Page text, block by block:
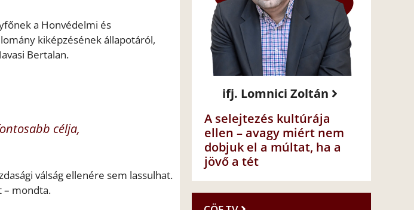
a Honvédelmi és
kiképzésének állapotáról,
Bertalan.
célja,
válság ellenére sem lassulhat.
– mondta.
ifj. Lomnici Zoltán
A selejtezés kultúrája
ellen – avagy miért nem
dobjuk el a múltat, ha a
jövő a tét